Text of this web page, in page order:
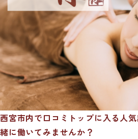
西宮市内で口コミトップに入る人
緒に働いてみませんか？